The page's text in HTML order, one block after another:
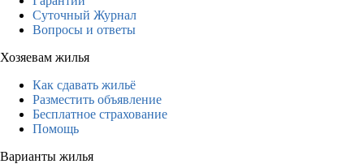
Суточный Журнал
Вопросы и ответы
Хозяевам жилья
Как сдавать жильё
Разместить объявление
Бесплатное страхование
Помощь
Варианты жилья